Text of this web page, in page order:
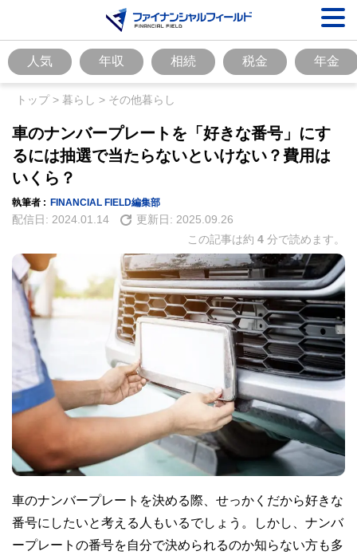
人気 年収 相続 税金 年金
トップ> 暮らし > その他暮らし
車のナンバープレートを「好きな番号」にす
るには抽選で当たらないといけない？費用は
いくら？
執筆者 : FINANCIAL FIELD編集部
配信日: 2024.01.14 更新日: 2025.09.26
この記事は約 4 分で読めます。
車のナンバープレートを決める際、せっかくだから好きな
番号にしたいと考える人もいるでしょう。しかし、ナンバ
ープレートの番号を自分で決められるのか知らない方も多